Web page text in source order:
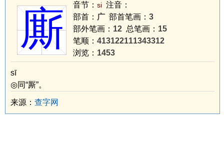
廝 音节： si 注音：
部首： 广 部首笔画： 3
部外笔画： 12 总笔画： 15
笔顺： 413122111343312
浏览： 1453
sī
◎同“厮”。
来源： 查字网